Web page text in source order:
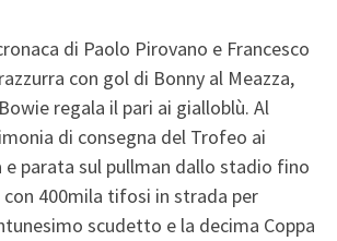
di Paolo Pirovano e Francesco
con gol di Bonny al Meazza,
regala il pari ai gialloblù. Al
di consegna del Trofeo ai
e parata sul pullman dallo stadio fino
con 400mila tifosi in strada per
scudetto e la decima Coppa